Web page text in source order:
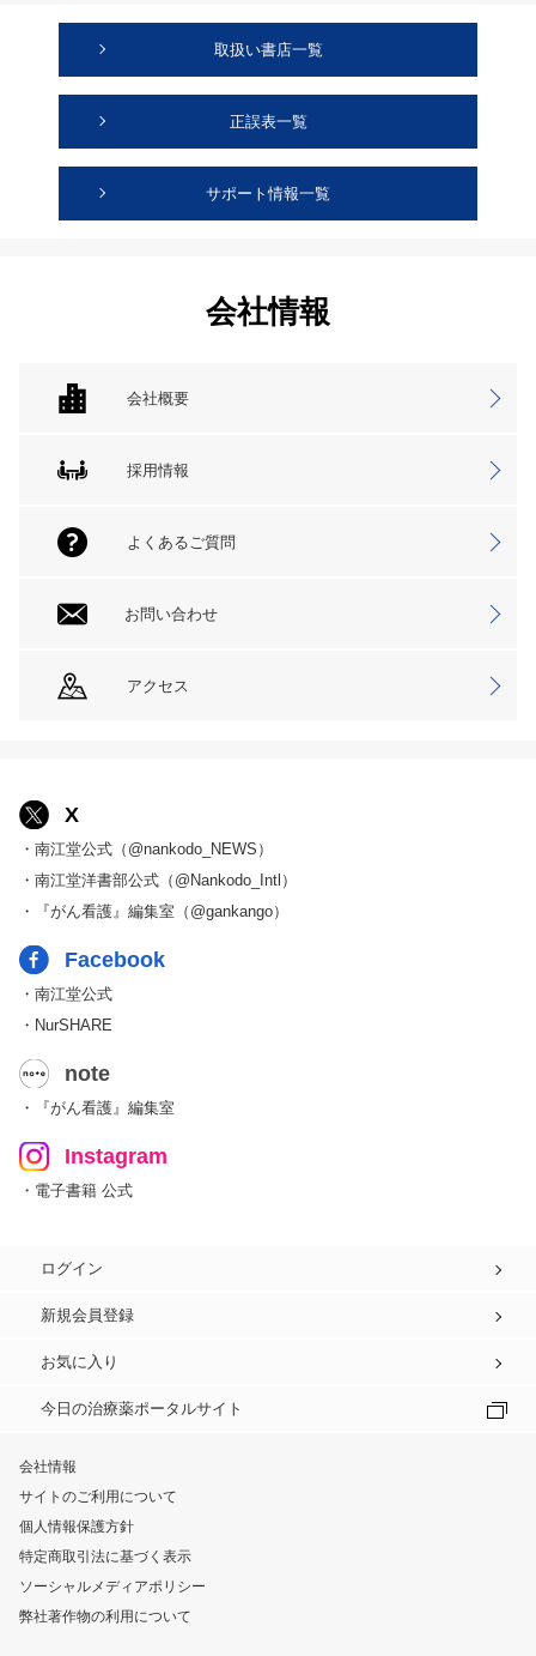
取扱い書店一覧
正誤表一覧
サポート情報一覧
会社情報
会社概要
採用情報
よくあるご質問
お問い合わせ
アクセス
X
・南江堂公式（@nankodo_NEWS）
・南江堂洋書部公式（@Nankodo_Intl）
・『がん看護』編集室（@gankango）
Facebook
・南江堂公式
・NurSHARE
note
・『がん看護』編集室
Instagram
・電子書籍 公式
ログイン
新規会員登録
お気に入り
今日の治療薬ポータルサイト
会社情報
サイトのご利用について
個人情報保護方針
特定商取引法に基づく表示
ソーシャルメディアポリシー
弊社著作物の利用について